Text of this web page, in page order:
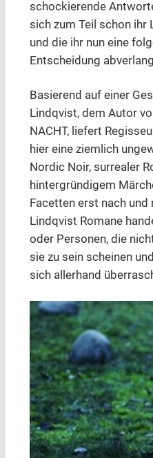
schockierende
sich zum Teil schon ihr
und die ihr nun eine
Entscheidung
Basierend auf einer
Lindqvist, dem Autor
NACHT, liefert
hier eine ziemlich
Nordic Noir, surrealer
hintergründigem
Facetten erst nach
Lindqvist Romane
oder Personen, die
sie zu sein scheinen
sich allerhand